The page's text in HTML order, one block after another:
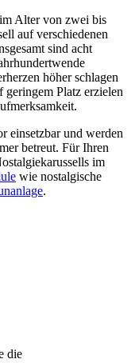
Alter von zwei bis
auf verschiedenen
sind acht
höher schlagen
geringem Platz erzielen
einsetzbar und werden
betreut. Für Ihren
im
wie nostalgische
.
die